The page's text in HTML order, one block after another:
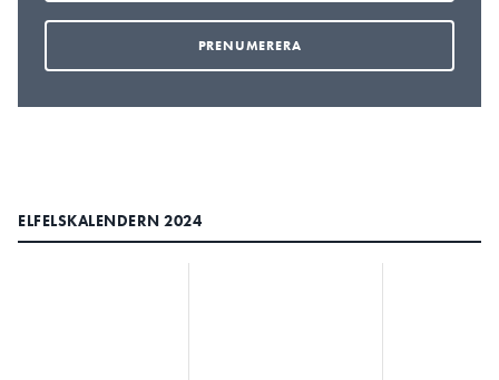
ELFELSKALENDERN 2024